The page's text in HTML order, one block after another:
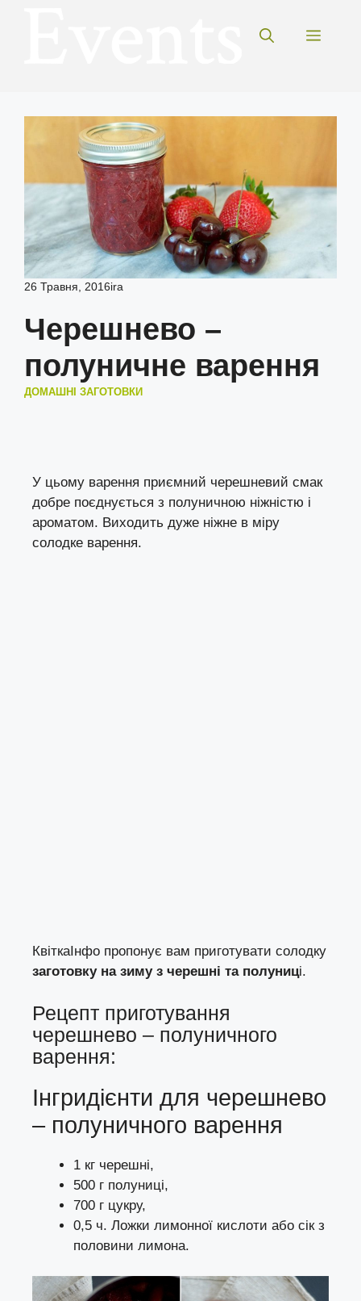
Меню
26 Травня, 2016ira
Черешнево –
полуничне варення
ДОМАШНІ ЗАГОТОВКИ
У цьому варення приємний черешневий смак
добре поєднується з полуничною ніжністю і
ароматом. Виходить дуже ніжне в міру
солодке варення.
КвіткаІнфо пропонує вам приготувати солодку
заготовку на зиму з черешні та полуниці.
Рецепт приготування
черешнево – полуничного
варення:
Інгридієнти для черешнево
– полуничного варення
1 кг черешні,
500 г полуниці,
700 г цукру,
0,5 ч. Ложки лимонної кислоти або сік з
половини лимона.